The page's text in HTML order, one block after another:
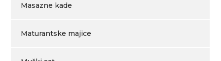
Masazne kade
Maturantske majice